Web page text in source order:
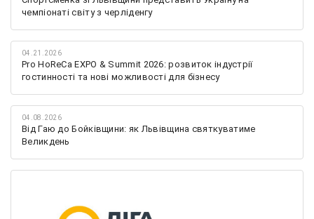
чемпіонаті світу з черліденгу
04.21.2026
Pro HoReCa EXPO & Summit 2026: розвиток індустрії
гостинності та нові можливості для бізнесу
04.08.2026
Від Гаю до Бойківщини: як Львівщина святкуватиме
Великдень